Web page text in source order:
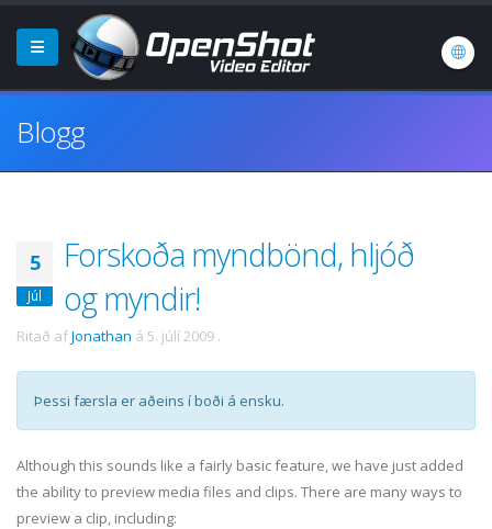
Blogg
5
Júl
Forskoða myndbönd, hljóð
og myndir!
Ritað afJonathan á 5. júlí 2009 .
Þessi færsla er aðeins í boði á ensku.
Although this sounds like a fairly basic feature, we have just added
the ability to preview media files and clips. There are many ways to
preview a clip, including: